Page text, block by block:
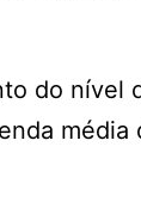
do nível
média